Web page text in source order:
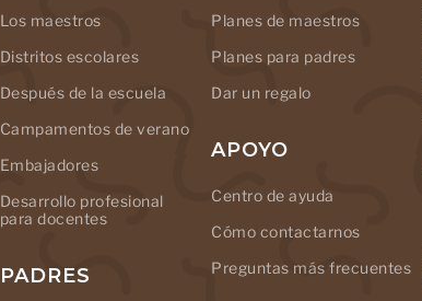
Los maestros
Distritos escolares
Después de la escuela
Campamentos de verano
Embajadores
Desarrollo profesional
para docentes
PADRES
Planes de maestros
Planes para padres
Dar un regalo
APOYO
Centro de ayuda
Cómo contactarnos
Preguntas más frecuentes